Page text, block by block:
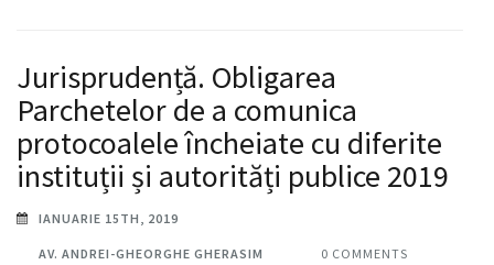
Jurisprudență. Obligarea
Parchetelor de a comunica
protocoalele încheiate cu diferite
instituții și autorități publice 2019
IANUARIE 15TH, 2019
AV. ANDREI-GHEORGHE GHERASIM 0 COMMENTS